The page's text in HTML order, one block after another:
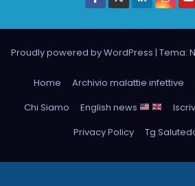
Proudly powered by WordPress | Tema:
Home Archivio malattie infettive
Chi Siamo
English news
Privacy Policy
Tg